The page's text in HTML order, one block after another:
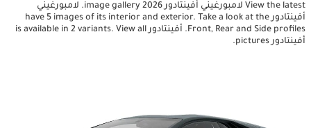
View the latest لامبورغيني أفينتادور 2026 image gallery. لامبورغيني
أفينتادور have 5 images of its interior and exterior. Take a look at the
Front, Rear and Side profiles. أفينتادور is available in 2 variants. View all
أفينتادور pictures.